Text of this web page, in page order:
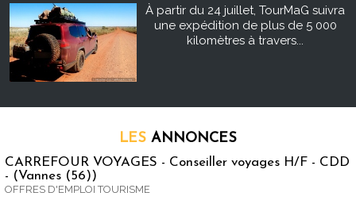
À partir du 24 juillet, TourMaG suivra
une expédition de plus de 5 000
kilomètres à travers...
LES ANNONCES
CARREFOUR VOYAGES - Conseiller voyages H/F - CDD
- (Vannes (56))
OFFRES D'EMPLOI TOURISME